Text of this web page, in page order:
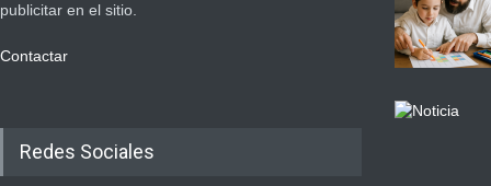
publicitar en el sitio.
Contactar
Redes Sociales